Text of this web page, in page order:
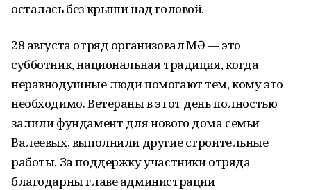
осталась без крыши над головой.
28 августа отряд организовал ӨМӘ — это
субботник, национальная традиция, когда
неравнодушные люди помогают тем, кому это
необходимо. Ветераны в этот день полностью
залили фундамент для нового дома семьи
Валеевых, выполнили другие строительные
работы. За поддержку участники отряда
благодарны главе администрации